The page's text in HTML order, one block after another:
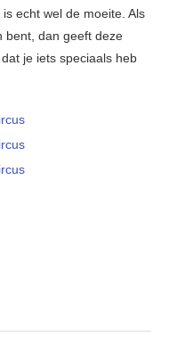
echt wel de moeite. Als
bent, dan geeft deze
je iets speciaals heb